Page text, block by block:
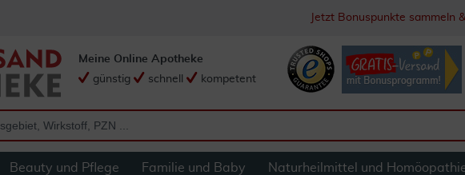
Jetzt Bonuspunkte sammeln
Meine Online Apotheke
günstig
schnell kompetent
Beauty und Pflege Familie und Baby Naturheilmittel und